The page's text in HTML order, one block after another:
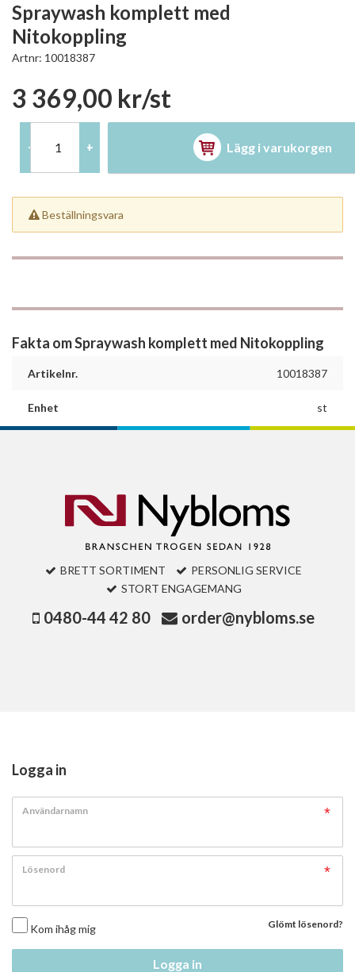
Spraywash komplett med
Nitokoppling
Artnr: 10018387
3 369,00 kr/st
- + Lägg i varukorgen
Beställningsvara
Fakta om Spraywash komplett med Nitokoppling
Artikelnr. 10018387
Enhet st
BRETT SORTIMENT
PERSONLIG SERVICE
STORT ENGAGEMANG
0480-44 42 80 order@nybloms.se
Logga in
Användarnamn
Lösenord
Kom ihåg mig Glömt lösenord?
Logga in